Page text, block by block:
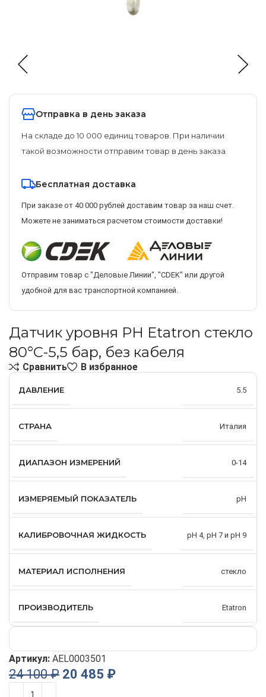
Отправка в день заказа
На складе до 10 000 единиц товаров. При наличии
такой возможности отправим товар в день заказа
Бесплатная доставка
При заказе от 40 000 рублей доставим товар за наш счет.
Можете не заниматься расчетом стоимости доставки!
Отправим товар с "Деловые Линии", "CDEK" или другой
удобной для вас транспортной компанией.
Датчик уровня PH Etatron стекло
80°C-5,5 бар, без кабеля
Сравнить В избранное
ДАВЛЕНИЕ 5.5
СТРАНА Италия
ДИАПАЗОН ИЗМЕРЕНИЙ 0-14
ИЗМЕРЯЕМЫЙ ПОКАЗАТЕЛЬ pH
КАЛИБРОВОЧНАЯ ЖИДКОСТЬ pH 4, pH 7 и pH 9
МАТЕРИАЛ ИСПОЛНЕНИЯ стекло
ПРОИЗВОДИТЕЛЬ Etatron
Артикул: AEL0003501
24 100₽ 20 485 ₽
Alternative: